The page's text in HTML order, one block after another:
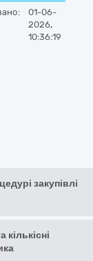
01-06-
2026,
10:36:19
закупівлі
кількісні